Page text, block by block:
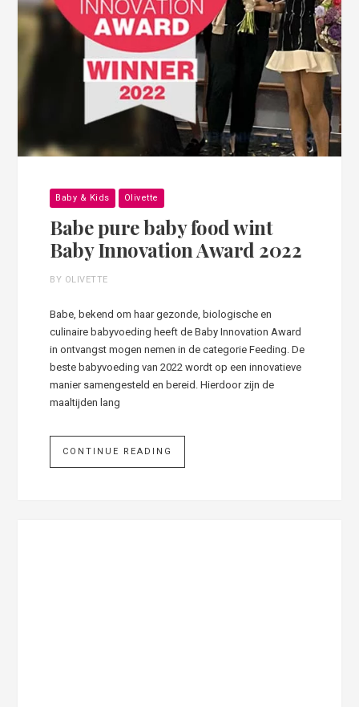
Baby & Kids Olivette
Babe pure baby food wint
Baby Innovation Award 2022
BY OLIVETTE
Babe, bekend om haar gezonde, biologische en
culinaire babyvoeding heeft de Baby Innovation Award
in ontvangst mogen nemen in de categorie Feeding. De
beste babyvoeding van 2022 wordt op een innovatieve
manier samengesteld en bereid. Hierdoor zijn de
maaltijden lang
CONTINUE READING